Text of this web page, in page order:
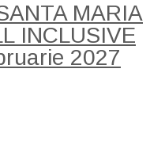
MARIA
INCLUSIVE
2027